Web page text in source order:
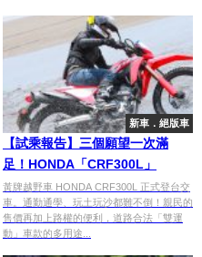
新車．絕版車
【試乘報告】三個願望一次滿
足！HONDA「CRF300L」
黃牌越野車 HONDA CRF300L 正式登台交
車。通勤通學、玩土玩沙都難不倒！親民的
售價再加上路權的便利，道路合法「雙運
動」車款的多用途...